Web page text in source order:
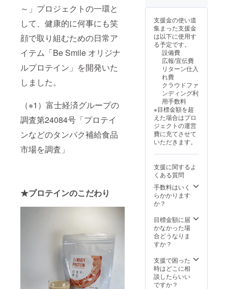
～」プロジェクトの一環と
して、健康的に何事にも笑
顔で取り組むための日常ア
イテム「Be Smile オリジナ
ルプロテイン」を開発いた
しました。
（※1）富士経済グループの
調査第24084号「プロテイ
ンなどのタンパク補給食品
市場を調査」
★プロテインのこだわり
をご確
認くだ
さい。
及び添
加物等
の食品
表示は
お届け
商品の
ラベル
に表記
されま
品開封
前には
必ずお
届けの
リター
ンに貼
付され
たラベ
ルや注
をご確
認くだ
さい。
その
プーン
付 ・商
品の受
け取り
につい
て備考
欄に
送」ま
たは
「海の
家で受
け取
り」と
記載く
ださ
い。 ※
及び添
加物等
の食品
表示は
お届け
ラベル
に表記
されま
す。 商
前には
必ずお
届けの
リター
支援金の使い道
集まった支援金
は以下に使用す
る予定です。
設備費
広報/宣伝費
リターン仕入
れ費
クラウドファ
ンディング利
用手数料
※目標金額を超
えた場合はプロ
ジェクトの運営
費に充てさせて
いただきます。
支援に関するよ
くある質問
手数料はいく
らかかります
か？
目標金額に届
かなかった場
合どうなりま
すか？
支援で困った
時はどこに相
談したらいい
ですか？